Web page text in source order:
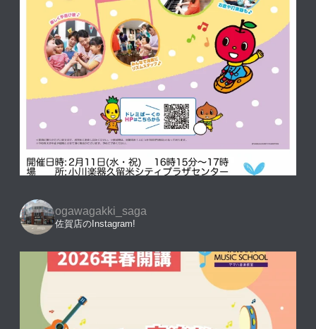
ogawagakki_saga
佐賀店のInstagram!